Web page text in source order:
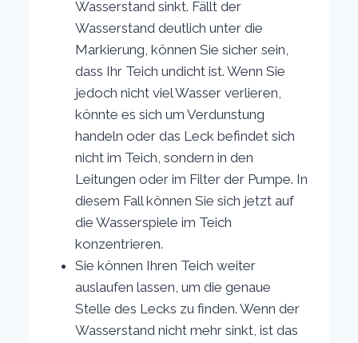
Wasserstand sinkt. Fällt der
Wasserstand deutlich unter die
Markierung, können Sie sicher sein,
dass Ihr Teich undicht ist. Wenn Sie
jedoch nicht viel Wasser verlieren,
könnte es sich um Verdunstung
handeln oder das Leck befindet sich
nicht im Teich, sondern in den
Leitungen oder im Filter der Pumpe. In
diesem Fall können Sie sich jetzt auf
die Wasserspiele im Teich
konzentrieren.
Sie können Ihren Teich weiter
auslaufen lassen, um die genaue
Stelle des Lecks zu finden. Wenn der
Wasserstand nicht mehr sinkt, ist das